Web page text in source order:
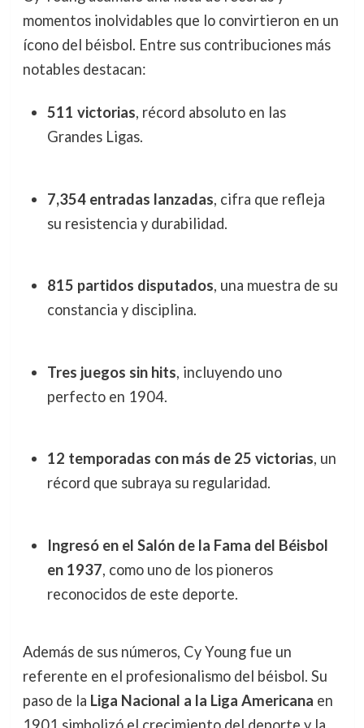
momentos inolvidables que lo convirtieron en un
ícono del béisbol. Entre sus contribuciones más
notables destacan:
511 victorias, récord absoluto en las
Grandes Ligas.
7,354 entradas lanzadas, cifra que refleja
su resistencia y durabilidad.
815 partidos disputados, una muestra de su
constancia y disciplina.
Tres juegos sin hits, incluyendo uno
perfecto en 1904.
12 temporadas con más de 25 victorias, un
récord que subraya su regularidad.
Ingresó en el Salón de la Fama del Béisbol
en 1937, como uno de los pioneros
reconocidos de este deporte.
Además de sus números, Cy Young fue un
referente en el profesionalismo del béisbol. Su
paso de la Liga Nacional a la Liga Americana en